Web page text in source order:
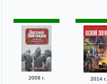
2009 г. 2014 г.